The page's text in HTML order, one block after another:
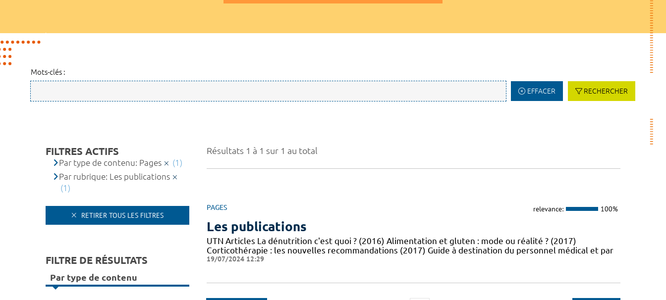
Mots-clés :
EFFACER RECHERCHER
Résultats 1 à 1 sur 1 au total
PAGES relevance: 100%
Les publications
UTN Articles La dénutrition c'est quoi ? (2016) Alimentation et gluten : mode ou réalité ? (2017)
Corticothérapie : les nouvelles recommandations (2017) Guide à destination du personnel médical et par
19/07/2024 12:29
FILTRES ACTIFS
Par type de contenu: Pages
(1)
Par rubrique: Les publications
(1)
RETIRER TOUS LES FILTRES
FILTRE DE RÉSULTATS
Par type de contenu